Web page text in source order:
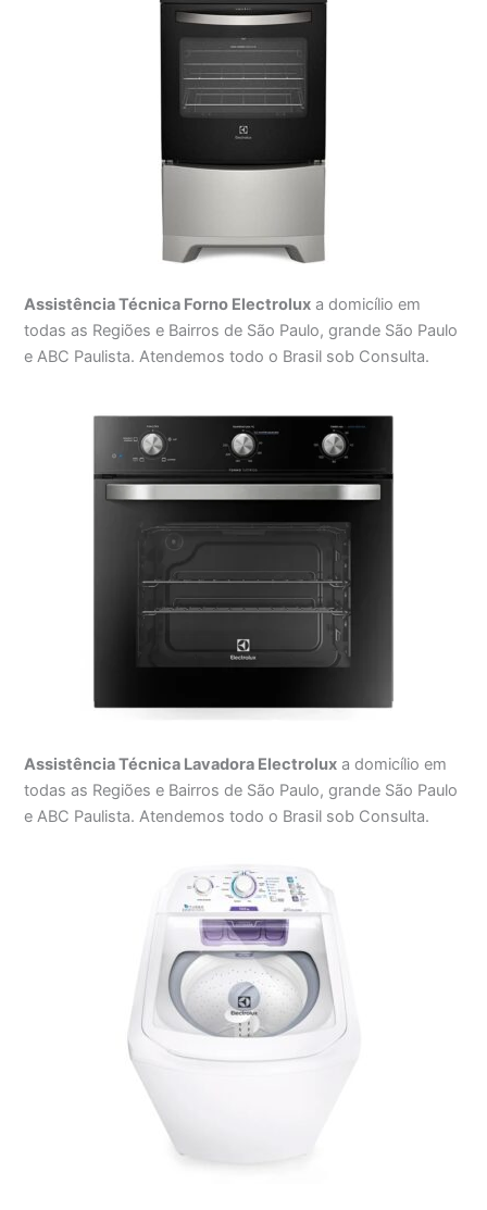
Assistência Técnica Forno Electrolux a domicílio em
todas as Regiões e Bairros de São Paulo, grande São Paulo
e ABC Paulista. Atendemos todo o Brasil sob Consulta.
Assistência Técnica Lavadora Electrolux a domicílio em
todas as Regiões e Bairros de São Paulo, grande São Paulo
e ABC Paulista. Atendemos todo o Brasil sob Consulta.